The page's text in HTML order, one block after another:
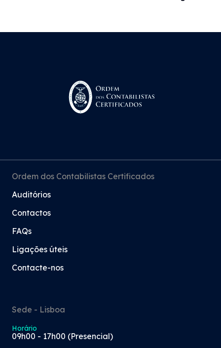
Ordem dos Contabilistas Certificados
Auditórios
Contactos
FAQs
Ligações úteis
Contacte-nos
Sede - Lisboa
Horário
09h00 - 17h00 (Presencial)